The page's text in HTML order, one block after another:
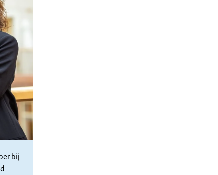
bij